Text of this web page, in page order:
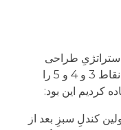
استراتژیِ طراحی
شده، ما 3 بار شانس ورود و خرید در نقاط 3 و 4 و 5 را
کردیم این بود:
کندلِ سبزِ بعد از